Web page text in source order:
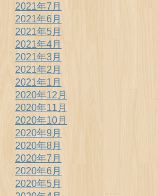
2021年7月
2021年6月
2021年5月
2021年4月
2021年3月
2021年2月
2021年1月
2020年12月
2020年11月
2020年10月
2020年9月
2020年8月
2020年7月
2020年6月
2020年5月